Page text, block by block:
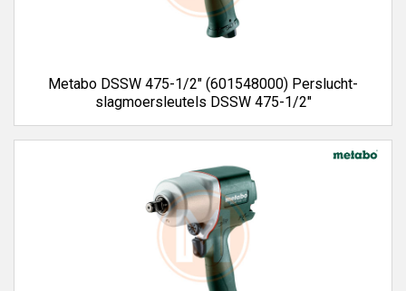
Metabo DSSW 475-1/2" (601548000) Perslucht-
slagmoersleutels DSSW 475-1/2"